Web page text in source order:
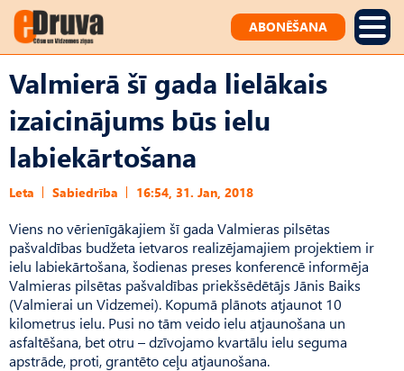
ABONĒŠANA
Valmierā šī gada lielākais
izaicinājums būs ielu
labiekārtošana
Leta Sabiedrība 16:54, 31. Jan, 2018
Viens no vērienīgākajiem šī gada Valmieras pilsētas
pašvaldības budžeta ietvaros realizējamajiem projektiem ir
ielu labiekārtošana, šodienas preses konferencē informēja
Valmieras pilsētas pašvaldības priekšsēdētājs Jānis Baiks
(Valmierai un Vidzemei). Kopumā plānots atjaunot 10
kilometrus ielu. Pusi no tām veido ielu atjaunošana un
asfaltēšana, bet otru – dzīvojamo kvartālu ielu seguma
apstrāde, proti, grantēto ceļu atjaunošana.